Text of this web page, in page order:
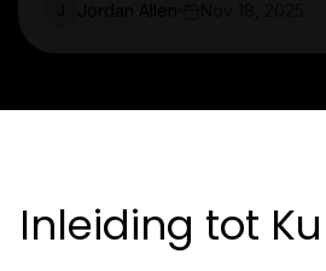
Inleiding tot